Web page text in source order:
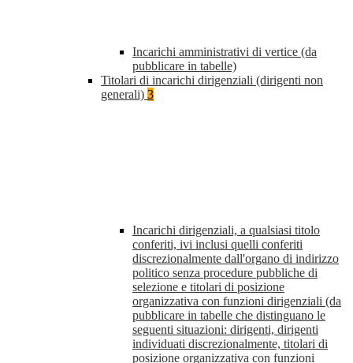
Incarichi amministrativi di vertice (da
pubblicare in tabelle)
Titolari di incarichi dirigenziali (dirigenti non
generali) 3
Incarichi dirigenziali, a qualsiasi titolo
conferiti, ivi inclusi quelli conferiti
discrezionalmente dall'organo di indirizzo
politico senza procedure pubbliche di
selezione e titolari di posizione
organizzativa con funzioni dirigenziali (da
pubblicare in tabelle che distinguano le
seguenti situazioni: dirigenti, dirigenti
individuati discrezionalmente, titolari di
posizione organizzativa con funzioni